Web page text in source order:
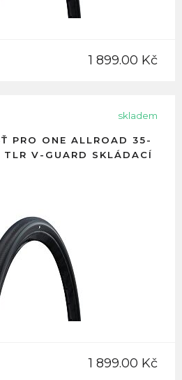
1 899.00 Kč
skladem
PRO ONE ALLROAD 35-
V-GUARD SKLÁDACÍ
1 899.00 Kč